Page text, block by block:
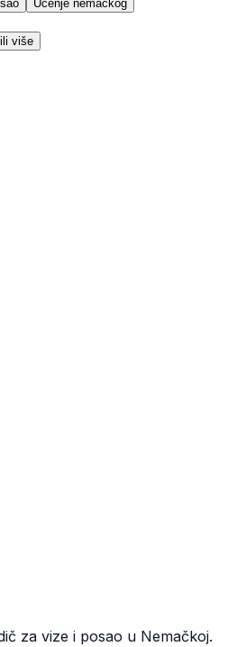
Učenje nemačkog
više
za vize i posao u Nemačkoj.